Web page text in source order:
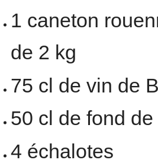
1 caneton
de 2 kg
75 cl de vin de
50 cl de fond
4 échalotes